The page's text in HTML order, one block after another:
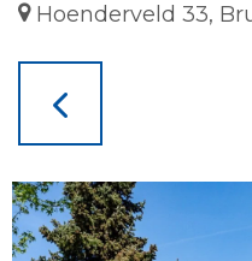
Hoenderveld 33,